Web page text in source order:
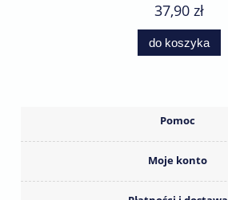
37,90 zł
do koszyka
Pomoc
Moje konto